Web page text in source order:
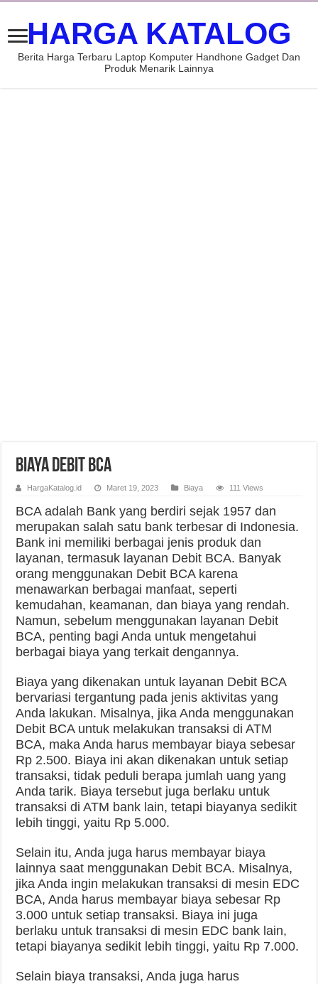
HARGA KATALOG
Berita Harga Terbaru Laptop Komputer Handhone Gadget Dan
Produk Menarik Lainnya
Biaya Debit BCA
HargaKatalog.id Maret 19, 2023 Biaya 111 Views
BCA adalah Bank yang berdiri sejak 1957 dan
merupakan salah satu bank terbesar di Indonesia.
Bank ini memiliki berbagai jenis produk dan
layanan, termasuk layanan Debit BCA. Banyak
orang menggunakan Debit BCA karena
menawarkan berbagai manfaat, seperti
kemudahan, keamanan, dan biaya yang rendah.
Namun, sebelum menggunakan layanan Debit
BCA, penting bagi Anda untuk mengetahui
berbagai biaya yang terkait dengannya.
Biaya yang dikenakan untuk layanan Debit BCA
bervariasi tergantung pada jenis aktivitas yang
Anda lakukan. Misalnya, jika Anda menggunakan
Debit BCA untuk melakukan transaksi di ATM
BCA, maka Anda harus membayar biaya sebesar
Rp 2.500. Biaya ini akan dikenakan untuk setiap
transaksi, tidak peduli berapa jumlah uang yang
Anda tarik. Biaya tersebut juga berlaku untuk
transaksi di ATM bank lain, tetapi biayanya sedikit
lebih tinggi, yaitu Rp 5.000.
Selain itu, Anda juga harus membayar biaya
lainnya saat menggunakan Debit BCA. Misalnya,
jika Anda ingin melakukan transaksi di mesin EDC
BCA, Anda harus membayar biaya sebesar Rp
3.000 untuk setiap transaksi. Biaya ini juga
berlaku untuk transaksi di mesin EDC bank lain,
tetapi biayanya sedikit lebih tinggi, yaitu Rp 7.000.
Selain biaya transaksi, Anda juga harus